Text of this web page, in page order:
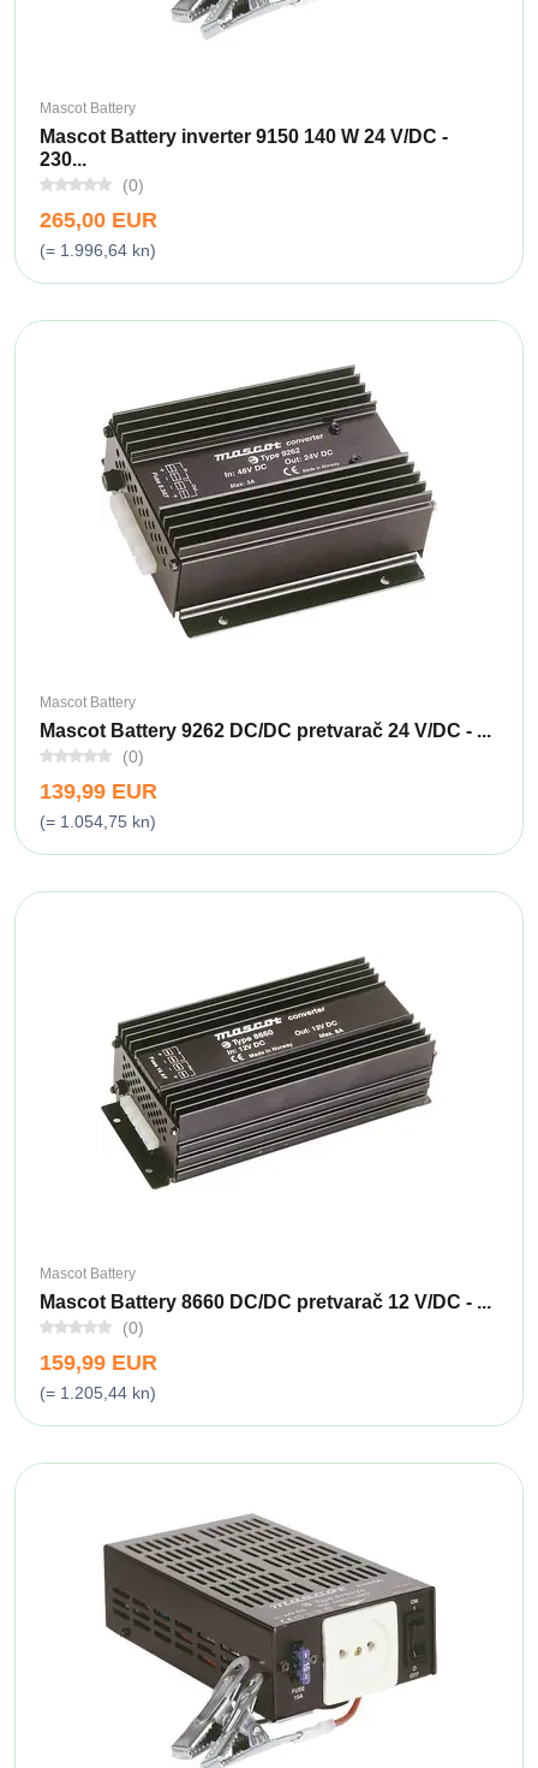
Mascot Battery
Mascot Battery inverter 9150 140 W 24 V/DC -
230...
(0)
265,00 EUR
(= 1.996,64 kn)
Mascot Battery
Mascot Battery 9262 DC/DC pretvarač 24 V/DC - ...
(0)
139,99 EUR
(= 1.054,75 kn)
Mascot Battery
Mascot Battery 8660 DC/DC pretvarač 12 V/DC - ...
(0)
159,99 EUR
(= 1.205,44 kn)